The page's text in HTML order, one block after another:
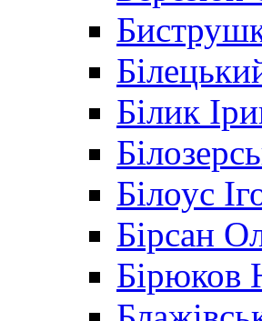
Білик
Білоус
Бірсан
Бірюков